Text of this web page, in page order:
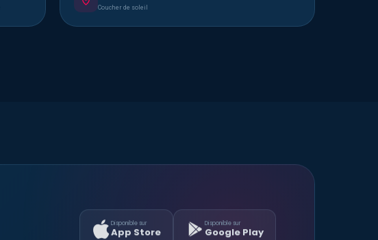
Coucher de soleil
Disponible sur
App Store
Disponible sur
Google Play